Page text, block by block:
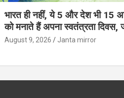
भारत ही नहीं, ये 5 और देश भी 15
को मनाते हैं अपना स्वतंत्रता दिवस,
August 9, 2026 Janta mirror